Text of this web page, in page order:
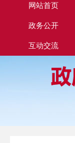
网站首页
政务公开
互动交流